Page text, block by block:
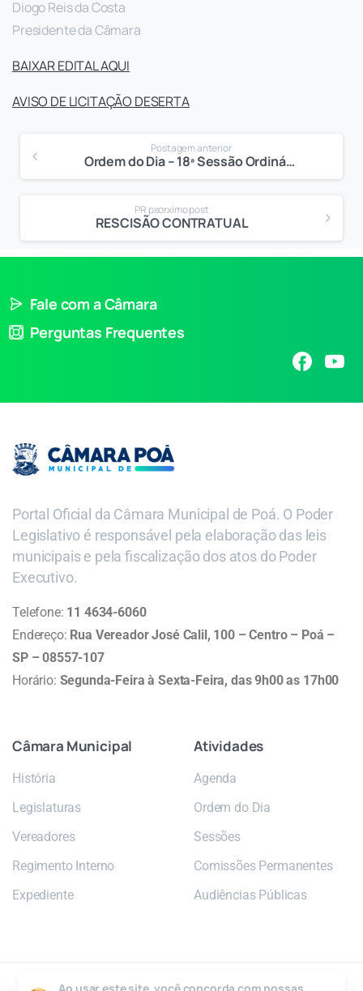
Diogo Reis da Costa
Presidente da Câmara
BAIXAR EDITAL AQUI
AVISO DE LICITAÇÃO DESERTA
Postagem anterior
Ordem do Dia – 18ª Sessão Ordinária
PR psorximo post
RESCISÃO CONTRATUAL
Fale com a Câmara
Perguntas Frequentes
Portal Oficial da Câmara Municipal de Poá. O Poder
Legislativo é responsável pela elaboração das leis
municipais e pela fiscalização dos atos do Poder
Executivo.
Telefone: 11 4634-6060
Endereço: Rua Vereador José Calil, 100 – Centro – Poá –
SP – 08557-107
Horário: Segunda-Feira à Sexta-Feira, das 9h00 as 17h00
Câmara Municipal
História
Legislaturas
Vereadores
Regimento Interno
Expediente
Atividades
Agenda
Ordem do Dia
Sessões
Comissões Permanentes
Audiências Públicas